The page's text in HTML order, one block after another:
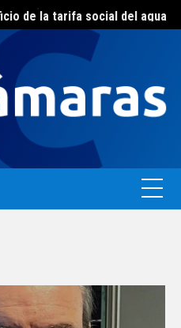
de la tarifa social del agua